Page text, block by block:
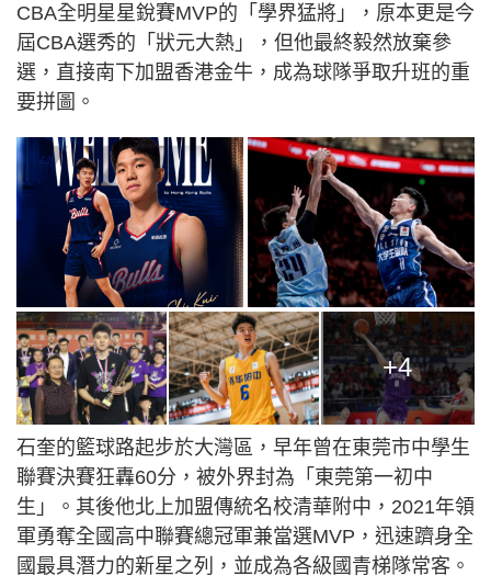
CBA全明星星銳賽MVP的「學界猛將」，原本更是今
屆CBA選秀的「狀元大熱」，但他最終毅然放棄參
選，直接南下加盟香港金牛，成為球隊爭取升班的重
要拼圖。
+4
石奎的籃球路起步於大灣區，早年曾在東莞市中學生
聯賽決賽狂轟60分，被外界封為「東莞第一初中
生」。其後他北上加盟傳統名校清華附中，2021年領
軍勇奪全國高中聯賽總冠軍兼當選MVP，迅速躋身全
國最具潛力的新星之列，並成為各級國青梯隊常客。